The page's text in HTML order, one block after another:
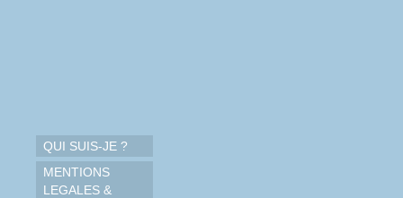
QUI SUIS-JE ?
MENTIONS
LEGALES &